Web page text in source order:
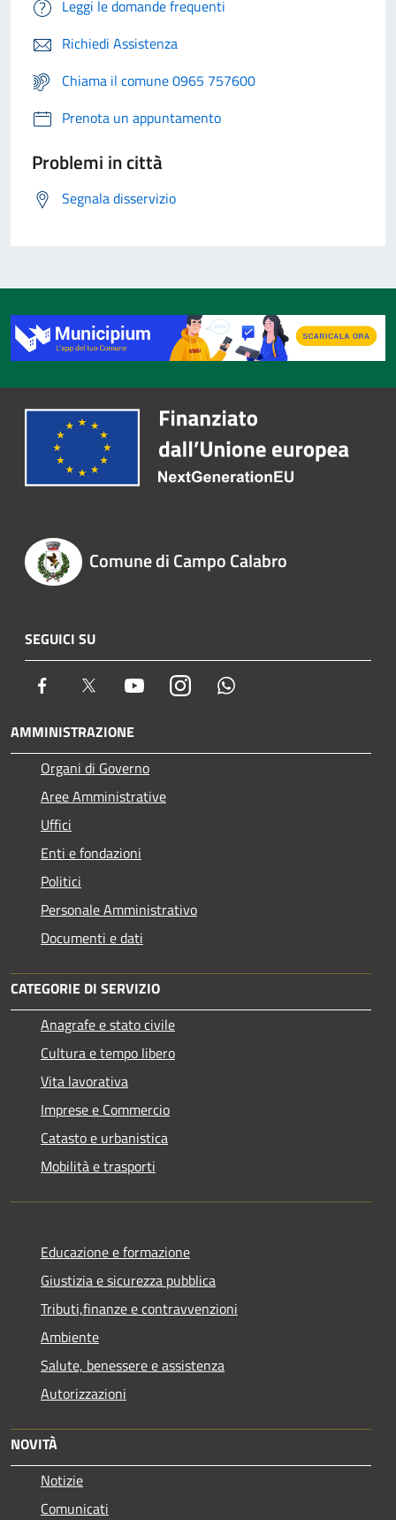
Leggi le domande frequenti
Richiedi Assistenza
Chiama il comune 0965 757600
Prenota un appuntamento
Problemi in città
Segnala disservizio
Comune di Campo Calabro
SEGUICI SU
Facebook Twitter YoutubeInstagram
AMMINISTRAZIONE
Organi di Governo
Aree Amministrative
Uffici
Enti e fondazioni
Politici
Personale Amministrativo
Documenti e dati
CATEGORIE DI SERVIZIO
Anagrafe e stato civile
Cultura e tempo libero
Vita lavorativa
Imprese e Commercio
Catasto e urbanistica
Mobilità e trasporti
Educazione e formazione
Giustizia e sicurezza pubblica
Tributi,finanze e contravvenzioni
Ambiente
Salute, benessere e assistenza
Autorizzazioni
NOVITÀ
Notizie
Comunicati